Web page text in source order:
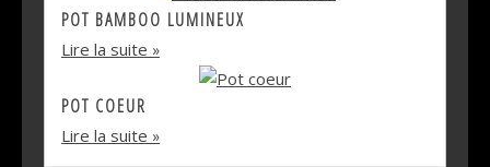
POT BAMBOO LUMINEUX
Lire la suite
POT COEUR
Lire la suite